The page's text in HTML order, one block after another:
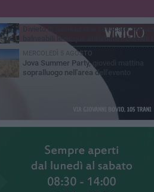
VENERDÌ 31 LUGLIO
Divieto di balneazione revocato, tornano
balneabili le acque antistanti il Canale H
MERCOLEDÌ 5 AGOSTO
Jova Summer Party, giovedì mattina
sopralluogo nell'area dell'evento